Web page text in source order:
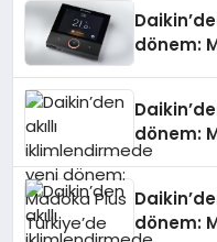
dönem:
dönem:
dönem: